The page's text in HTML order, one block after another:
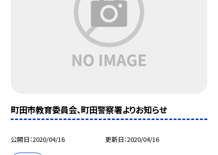
町田市教育委員会、町田警察署よりお知らせ
公開日 2020/04/16 更新日 2020/04/16